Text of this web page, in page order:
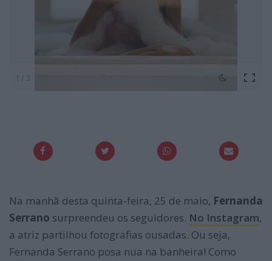
1 / 3
Na manhã desta quinta-feira, 25 de maio, Fernanda
Serrano surpreendeu os seguidores. No Instagram,
a atriz partilhou fotografias ousadas. Ou seja,
Fernanda Serrano posa nua na banheira! Como